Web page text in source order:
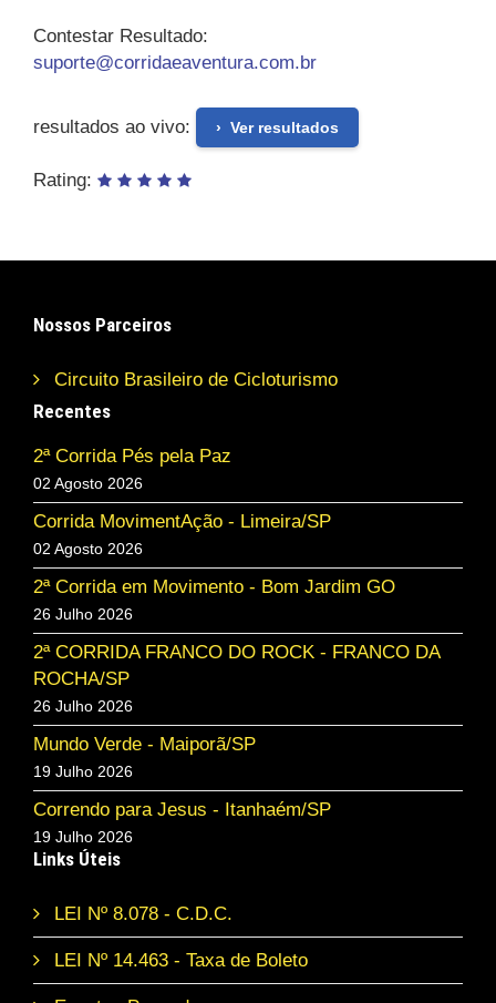
Contestar Resultado:
suporte@corridaeaventura.com.br
resultados ao vivo: Ver resultados
Rating:
Nossos Parceiros
Circuito Brasileiro de Cicloturismo
Recentes
2ª Corrida Pés pela Paz
02 Agosto 2026
Corrida MovimentAção - Limeira/SP
02 Agosto 2026
2ª Corrida em Movimento - Bom Jardim GO
26 Julho 2026
2ª CORRIDA FRANCO DO ROCK - FRANCO DA
ROCHA/SP
26 Julho 2026
Mundo Verde - Maiporã/SP
19 Julho 2026
Correndo para Jesus - Itanhaém/SP
19 Julho 2026
Links Úteis
LEI Nº 8.078 - C.D.C.
LEI Nº 14.463 - Taxa de Boleto